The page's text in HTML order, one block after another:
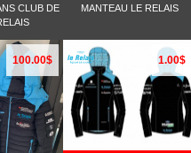
CLUB DE
MANTEAU LE RELAIS
100.00$ 1.00$